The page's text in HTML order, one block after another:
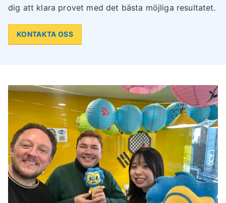
dig att klara provet med det bästa möjliga resultatet.
KONTAKTA OSS